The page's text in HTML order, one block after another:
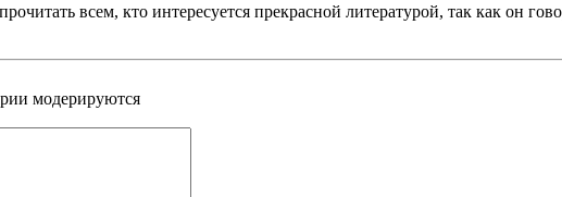
всем, кто интересуется прекрасной литературой, так как он
модерируются